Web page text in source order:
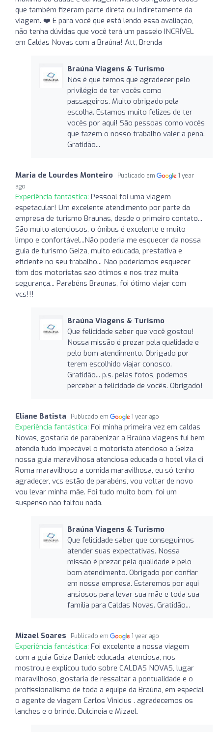
que também fizeram parte direta ou indiretamente da
viagem. ❤️ E para você que está lendo essa avaliação,
não tenha dúvidas que você terá um passeio INCRÍVEL
em Caldas Novas com a Braúna! Att, Brenda
Braúna Viagens & Turismo
Nós é que temos que agradecer pelo
privilégio de ter vocês como
passageiros. Muito obrigado pela
escolha. Estamos muito felizes de ter
vocês por aqui! São pessoas como vocês
que fazem o nosso trabalho valer a pena.
Gratidão...
Maria de Lourdes Monteiro Publicado em
1 year
ago
Experiência fantástica: Pessoal foi uma viagem
espetacular! Um excelente atendimento por parte da
empresa de turismo Braunas, desde o primeiro contato...
São muito atenciosos, o ônibus é excelente e muito
limpo e confortável...Não poderia me esquecer da nossa
guia de turismo Geiza, muito educada, prestativa e
eficiente no seu trabalho... Não poderíamos esquecer
tbm dos motoristas sao ótimos e nos traz muita
segurança... Parabéns Braunas, foi ótimo viajar com
vcs!!!
Braúna Viagens & Turismo
Que felicidade saber que você gostou!
Nossa missão é prezar pela qualidade e
pelo bom atendimento. Obrigado por
terem escolhido viajar conosco.
Gratidão... p.s. pelas fotos, podemos
perceber a felicidade de vocês. Obrigado!
Eliane Batista Publicado em 1 year ago
Experiência fantástica: Foi minha primeira vez em caldas
Novas, gostaria de parabenizar a Braúna viagens fui bem
atendia tudo impecável o motorista atencioso a Geiza
nossa guia maravilhosa atenciosa educada o hotel vila di
Roma maravilhoso a comida maravilhosa, eu só tenho
agradeçer, vcs estão de parabéns, vou voltar de novo
vou levar minha mãe. Foi tudo muito bom, foi um
suspenso não faltou nada.
Braúna Viagens & Turismo
Que felicidade saber que conseguimos
atender suas expectativas. Nossa
missão é prezar pela qualidade e pelo
bom atendimento. Obrigado por confiar
em nossa empresa. Estaremos por aqui
ansiosos para levar sua mãe e toda sua
família para Caldas Novas. Gratidão...
Mizael Soares Publicado em 1 year ago
Experiência fantástica: Foi excelente a nossa viagem
com a guia Geiza Daniel: educada, atenciosa, nos
mostrou e explicou tudo sobre CALDAS NOVAS, lugar
maravilhoso, gostaria de ressaltar a pontualidade e o
profissionalismo de toda a equipe da Braúna, em especial
o agente de viagem Carlos Vinicius . agradecemos os
lanches e o brinde. Dulcineia e Mizael.